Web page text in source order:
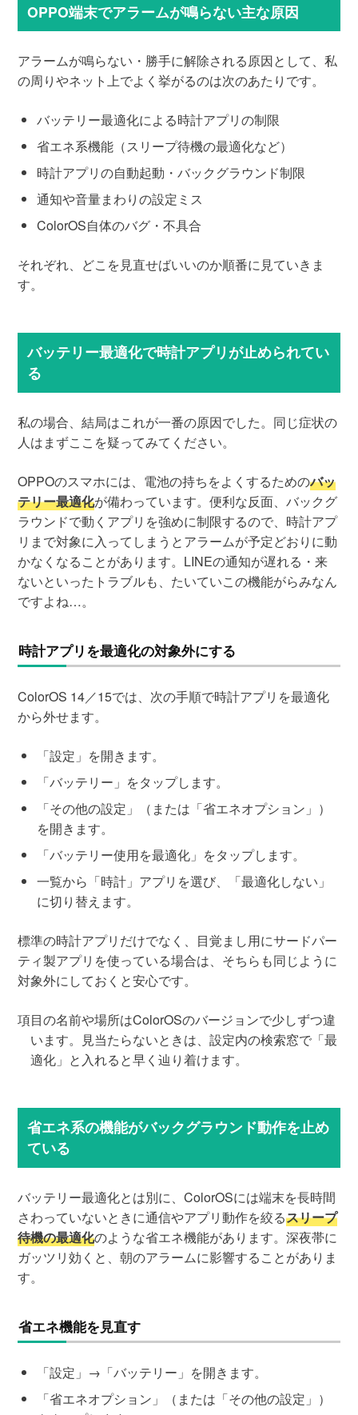
OPPO端末でアラームが鳴らない主な原因
アラームが鳴らない・勝手に解除される原因として、私
の周りやネット上でよく挙がるのは次のあたりです。
バッテリー最適化による時計アプリの制限
省エネ系機能（スリープ待機の最適化など）
時計アプリの自動起動・バックグラウンド制限
通知や音量まわりの設定ミス
ColorOS自体のバグ・不具合
それぞれ、どこを見直せばいいのか順番に見ていきま
す。
バッテリー最適化で時計アプリが止められてい
る
私の場合、結局はこれが一番の原因でした。同じ症状の
人はまずここを疑ってみてください。
OPPOのスマホには、電池の持ちをよくするためのバッ
テリー最適化が備わっています。便利な反面、バックグ
ラウンドで動くアプリを強めに制限するので、時計アプ
リまで対象に入ってしまうとアラームが予定どおりに動
かなくなることがあります。LINEの通知が遅れる・来
ないといったトラブルも、たいていこの機能がらみなん
ですよね…。
時計アプリを最適化の対象外にする
ColorOS 14／15では、次の手順で時計アプリを最適化
から外せます。
「設定」を開きます。
「バッテリー」をタップします。
「その他の設定」（または「省エネオプション」）
を開きます。
「バッテリー使用を最適化」をタップします。
一覧から「時計」アプリを選び、「最適化しない」
に切り替えます。
標準の時計アプリだけでなく、目覚まし用にサードパー
ティ製アプリを使っている場合は、そちらも同じように
対象外にしておくと安心です。
項目の名前や場所はColorOSのバージョンで少しずつ違
います。見当たらないときは、設定内の検索窓で「最
適化」と入れると早く辿り着けます。
省エネ系の機能がバックグラウンド動作を止め
ている
バッテリー最適化とは別に、ColorOSには端末を長時間
さわっていないときに通信やアプリ動作を絞るスリープ
待機の最適化のような省エネ機能があります。深夜帯に
ガッツリ効くと、朝のアラームに影響することがありま
す。
省エネ機能を見直す
「設定」→「バッテリー」を開きます。
「省エネオプション」（または「その他の設定」）